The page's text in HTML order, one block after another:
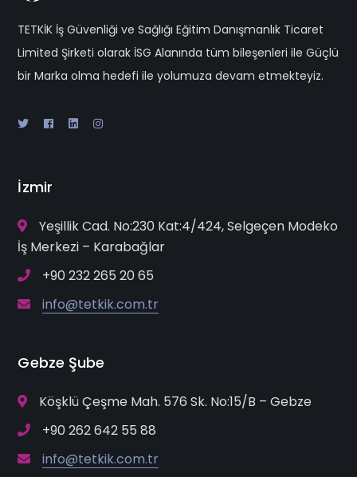
TETKİK İş Güvenliği ve Sağlığı Eğitim Danışmanlık Ticaret
Limited Şirketi olarak İSG Alanında tüm bileşenleri ile Güçlü
bir Marka olma hedefi ile yolumuza devam etmekteyiz.
İzmir
Yeşillik Cad. No:230 Kat:4/424, Selgeçen Modeko
İş Merkezi – Karabağlar
+90 232 265 20 65
info@tetkik.com.tr
Gebze Şube
Köşklü Çeşme Mah. 576 Sk. No:15/B – Gebze
+90 262 642 55 88
info@tetkik.com.tr